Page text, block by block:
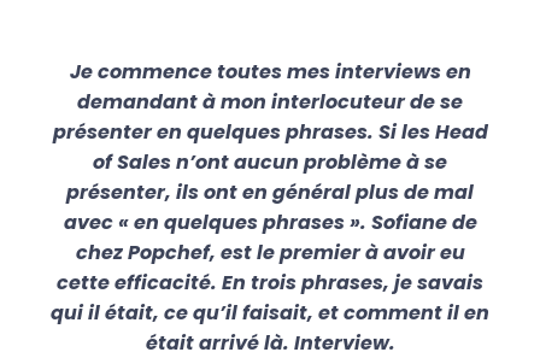
Je commence toutes mes interviews en
demandant à mon interlocuteur de se
présenter en quelques phrases. Si les Head
of Sales n’ont aucun problème à se
présenter, ils ont en général plus de mal
avec « en quelques phrases ». Sofiane de
chez Popchef, est le premier à avoir eu
cette efficacité. En trois phrases, je savais
qui il était, ce qu’il faisait, et comment il en
était arrivé là. Interview.